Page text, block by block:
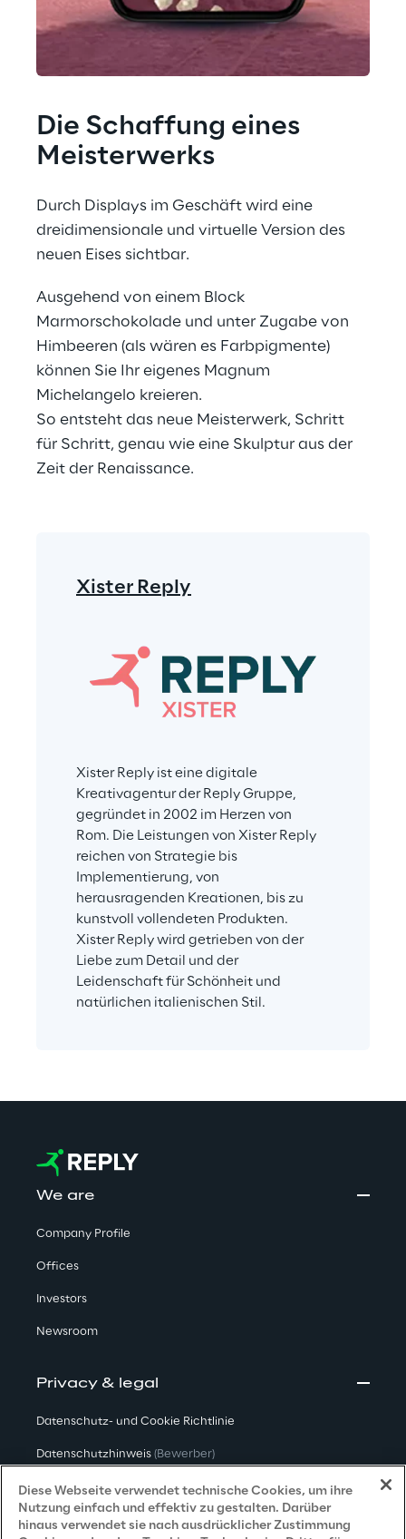
Die Schaffung eines
Meisterwerks
Durch Displays im Geschäft wird eine
dreidimensionale und virtuelle Version des
neuen Eises sichtbar.
Ausgehend von einem Block
Marmorschokolade und unter Zugabe von
Himbeeren (als wären es Farbpigmente)
können Sie Ihr eigenes Magnum
Michelangelo kreieren.
So entsteht das neue Meisterwerk, Schritt
für Schritt, genau wie eine Skulptur aus der
Zeit der Renaissance.
Xister Reply
Xister Reply ist eine digitale
Kreativagentur der Reply Gruppe,
gegründet in 2002 im Herzen von
Rom. Die Leistungen von Xister Reply
reichen von Strategie bis
Implementierung, von
herausragenden Kreationen, bis zu
kunstvoll vollendeten Produkten.
Xister Reply wird getrieben von der
Liebe zum Detail und der
Leidenschaft für Schönheit und
natürlichen italienischen Stil.
We are
Company Profile
Offices
Investors
Newsroom
Privacy & legal
Datenschutz- und Cookie Richtlinie
Datenschutzhinweis (Bewerber)
Datenschutzhinweis(Kunden)
Datenschutzhinweis (Dienstleister)
Diese Webseite verwendet technische Cookies, um ihre
Nutzung einfach und effektiv zu gestalten. Darüber
hinaus verwendet sie nach ausdrücklicher Zustimmung